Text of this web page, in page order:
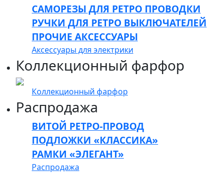
САМОРЕЗЫ ДЛЯ РЕТРО ПРОВОДКИ
РУЧКИ ДЛЯ РЕТРО ВЫКЛЮЧАТЕЛЕЙ
ПРОЧИЕ АКСЕССУАРЫ
Аксессуары для электрики
Коллекционный фарфор
Коллекционный фарфор
Распродажа
ВИТОЙ РЕТРО-ПРОВОД
ПОДЛОЖКИ «КЛАССИКА»
РАМКИ «ЭЛЕГАНТ»
Распродажа